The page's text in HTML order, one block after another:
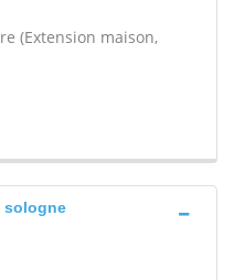
(Extension maison,
sologne